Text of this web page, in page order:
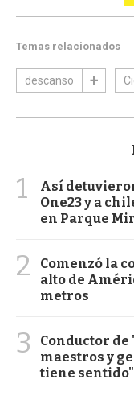
Temas relacionados
descanso
1
Así
One23 y a
en Parque
2
Comenzó la
alto de
metros
3
Conductor de
maestros y
tiene sentido"